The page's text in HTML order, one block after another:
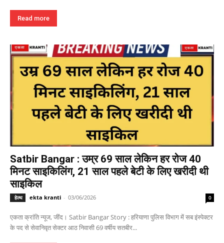
Read more
Satbir Bangar : उम्र 69 साल लेकिन हर रोज 40
मिनट साइकिलिंग, 21 साल पहले बेटी के लिए खरीदी थी
साइकिल
हेल्थ ekta kranti - 03/06/2026 0
एकता क्रांति न्यूज, जींद। Satbir Bangar Story : हरियाणा पुलिस विभाग में सब इंस्पेक्टर
के पद से सेवानिवृत सेक्टर आठ निवासी 69 वर्षीय सतबीर...